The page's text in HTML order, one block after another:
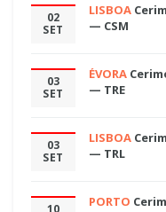
02
SET
LISBOA
— CSM
03
SET
ÉVORA
— TRE
03
SET
LISBOA
— TRL
10
PORTO